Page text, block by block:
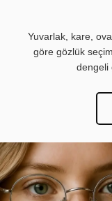
Yuvarlak, kare,
göre gözlük
dengeli